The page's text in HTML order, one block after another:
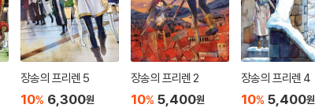
장송의 프리렌 5
10% 6,300원
장송의 프리렌 2
10% 5,400원
장송의 프리렌 4
10% 5,400원